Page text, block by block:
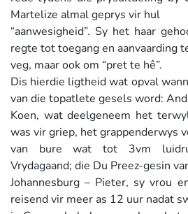
Martelize almal geprys vir hul
“aanwesigheid”. Sy het haar
regte tot toegang en aanvaarding
veg, maar ook om “pret te hê”.
Dis hierdie ligtheid wat opval
van die topatlete gesels word:
Koen, wat deelgeneem het
was vir griep, het grappenderwys
van bure wat tot 3vm
Vrydagaand; die Du Preez-gesin
Johannesburg – Pieter, sy vrou
reisend vir meer as 12 uur nadat